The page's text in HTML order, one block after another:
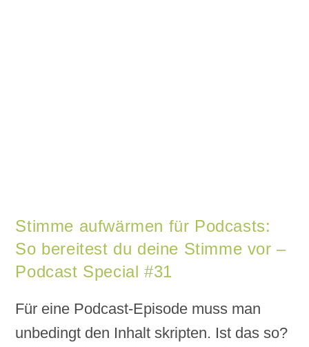
Stimme aufwärmen für Podcasts:
So bereitest du deine Stimme vor –
Podcast Special #31
Für eine Podcast-Episode muss man
unbedingt den Inhalt skripten. Ist das so?